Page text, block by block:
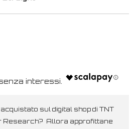
acquistato sul digital shop di TNT
Allora approfittane